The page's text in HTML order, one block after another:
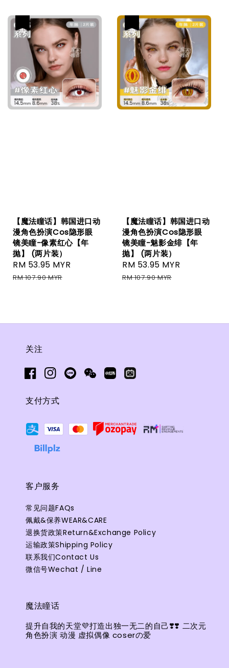
【魔法瞳话】韩国进口动
漫角色扮演Cos隐形眼
镜美瞳-像素红心【年
抛】 (两片装）
Sale
price
RM 53.95 MYR
RM 107.90 MYR
【魔法瞳话】韩国进口动
漫角色扮演Cos隐形眼
镜美瞳-魅影金绯【年
抛】 (两片装）
Sale
price
RM 53.95 MYR
RM 107.90 MYR
关注
支付方式
客户服务
常见问题FAQs
佩戴&保养WEAR&CARE
退换货政策Return&Exchange Policy
运输政策Shipping Policy
联系我们Contact Us
微信号Wechat / Line
魔法瞳话
提升自我的天堂💜打造出独一无二的自己❣️❣️ 二次元
角色扮演 动漫 虚拟偶像 coserの爱